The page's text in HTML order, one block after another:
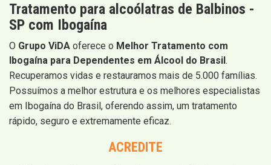
Tratamento para alcoólatras de Balbinos -
SP com Ibogaína
O Grupo ViDA oferece o Melhor Tratamento com
Ibogaína para Dependentes em Álcool do Brasil .
Recuperamos vidas e restauramos mais de 5.000 famílias.
Possuímos a melhor estrutura e os melhores especialistas
em Ibogaína do Brasil, oferendo assim, um tratamento
rápido, seguro e extremamente eficaz.
ACREDITE